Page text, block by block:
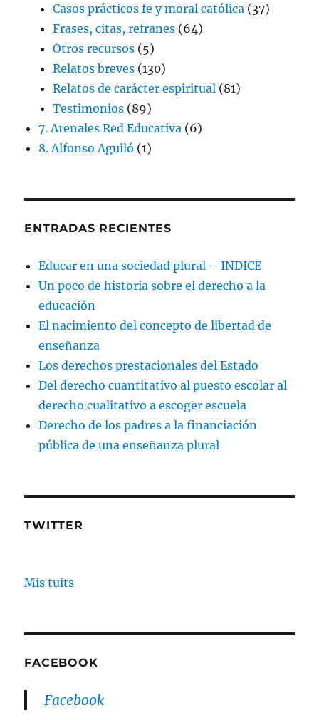
Casos prácticos fe y moral católica (37)
Frases, citas, refranes (64)
Otros recursos (5)
Relatos breves (130)
Relatos de carácter espiritual (81)
Testimonios (89)
7. Arenales Red Educativa (6)
8. Alfonso Aguiló (1)
ENTRADAS RECIENTES
Educar en una sociedad plural – INDICE
Un poco de historia sobre el derecho a la
educación
El nacimiento del concepto de libertad de
enseñanza
Los derechos prestacionales del Estado
Del derecho cuantitativo al puesto escolar al
derecho cualitativo a escoger escuela
Derecho de los padres a la financiación
pública de una enseñanza plural
TWITTER
Mis tuits
FACEBOOK
Facebook